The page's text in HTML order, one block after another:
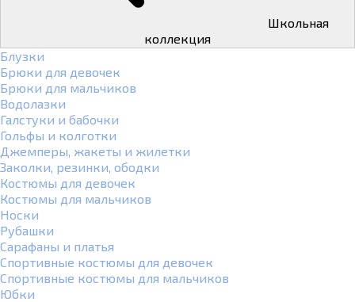
коллекция
Блузки
Брюки для девочек
Брюки для мальчиков
Водолазки
Галстуки и бабочки
Гольфы и колготки
Джемперы, жакеты и жилетки
Заколки, резинки, ободки
Костюмы для девочек
Костюмы для мальчиков
Носки
Рубашки
Сарафаны и платья
Спортивные костюмы для девочек
Спортивные костюмы для мальчиков
Юбки